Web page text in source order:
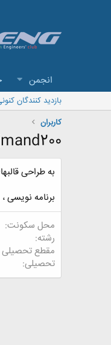
انجمن
بازدید کنندگان
کاربران
به طراحی
برنامه نویسی
محل سکونت
رشته
مقطع تحصیلی
تحصیلی